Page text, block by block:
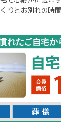
りとお別れの時